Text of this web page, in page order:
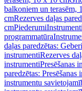
balkoniem un terasēm,
cmRezerves daļas
cmPiederumi
programmatūra
daļas paredzētas:
instrumentiRezerves
instrumentiPresēšanas
paredzētas:
instrumentu